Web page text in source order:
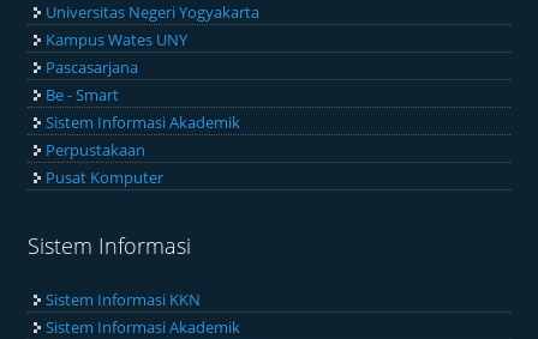
Universitas Negeri Yogyakarta
Kampus Wates UNY
Pascasarjana
Be - Smart
Sistem Informasi Akademik
Perpustakaan
Pusat Komputer
Sistem Informasi
Sistem Informasi KKN
Sistem Informasi Akademik